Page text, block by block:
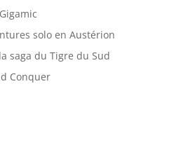
solo en Austérion
saga du Tigre du Sud
Conquer